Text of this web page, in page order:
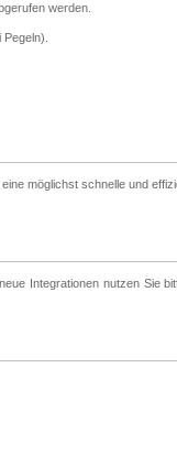
werden.
möglichst schnelle und
Integrationen nutzen Sie